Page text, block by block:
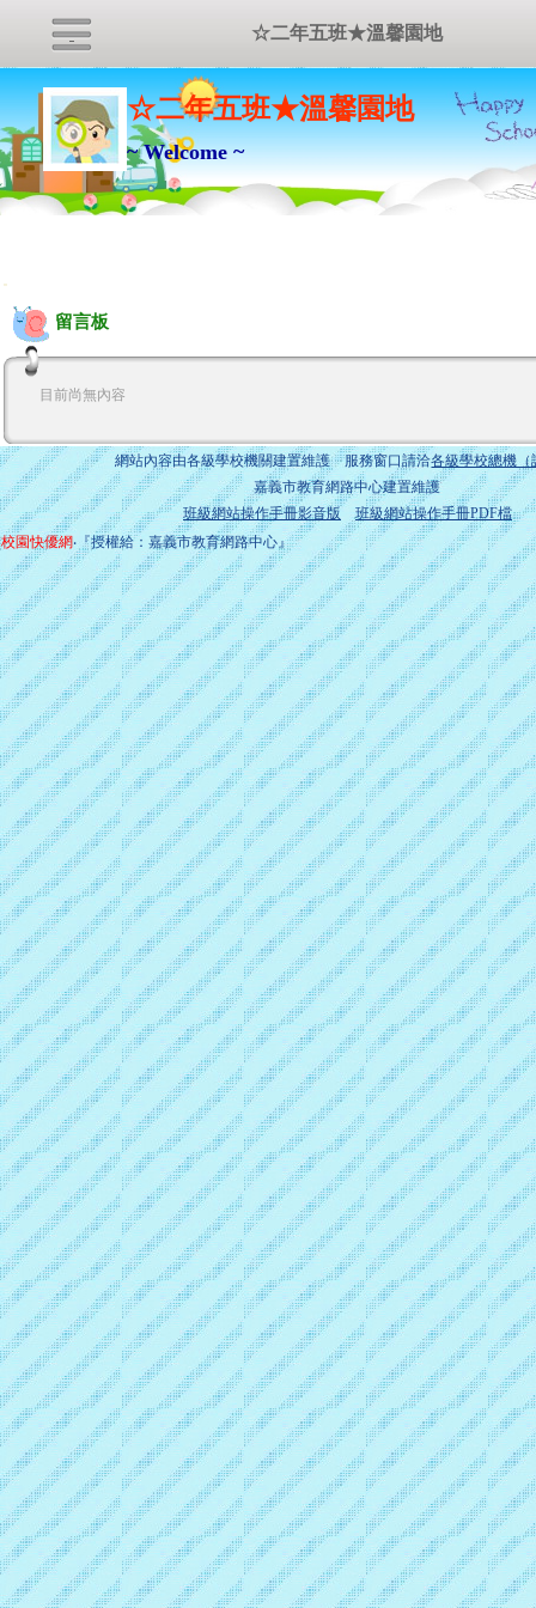
☆二年五班★溫馨園地
~ Welcome ~
:::
留言板
目前尚無內容
網站內容由各級學校機關建置維護 服務窗口請洽各級學校總機（
嘉義市教育網路中心建置維護
班級網站操作手冊影音版
班級網站操作手冊PDF檔
校園快優網‧『授權給：嘉義市教育網路中心』
☆二年五班★溫馨園地